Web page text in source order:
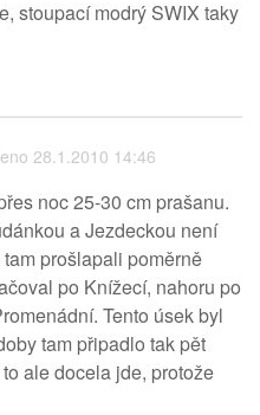
stoupací modrý SWIX taky
28.1.2010 14:46
noc 25-30 cm prašanu.
a Jezdeckou není
prošlapali poměrně
po Knížecí, nahoru po
Tento úsek byl
tam připadlo tak pět
ale docela jde, protože